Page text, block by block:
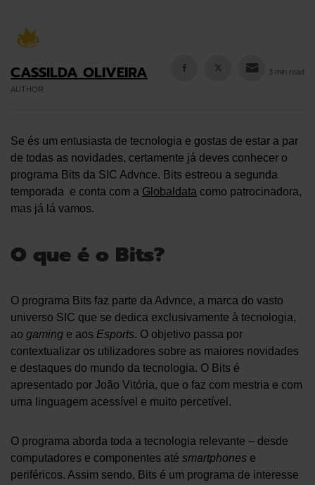
CASSILDA OLIVEIRA
AUTHOR
3 min read
Se és um entusiasta de tecnologia e gostas de estar a par
de todas as novidades, certamente já deves conhecer o
programa Bits da SIC Advnce. Bits estreou a segunda
temporada e conta com a Globaldata como patrocinadora,
mas já lá vamos.
O que é o Bits?
O programa Bits faz parte da Advnce, a marca do vasto
universo SIC que se dedica exclusivamente à tecnologia,
ao gaming e aos Esports. O objetivo passa por
contextualizar os utilizadores sobre as maiores novidades
e destaques do mundo da tecnologia. O Bits é
apresentado por João Vitória, que o faz com mestria e com
uma linguagem acessível e muito percetível.
O programa aborda toda a tecnologia relevante – desde
computadores e componentes até smartphones e
periféricos. Assim sendo, Bits é um programa de interesse